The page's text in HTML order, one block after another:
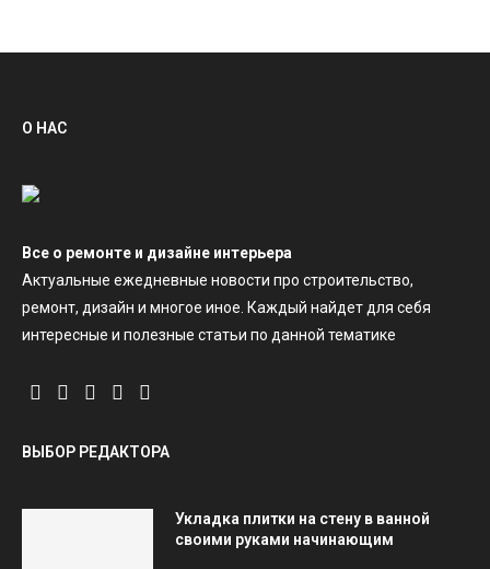
О НАС
Все о ремонте и дизайне интерьера
Актуальные ежедневные новости про строительство,
ремонт, дизайн и многое иное. Каждый найдет для себя
интересные и полезные статьи по данной тематике
ВЫБОР РЕДАКТОРА
Укладка плитки на стену в ванной
своими руками начинающим